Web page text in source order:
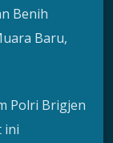
Benih
Baru,
Polri Brigjen
ini